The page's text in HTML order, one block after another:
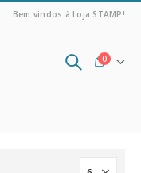
Bem vindos à Loja STAMP!
0